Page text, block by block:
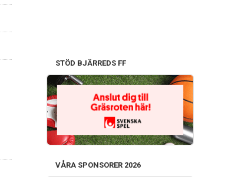
STÖD BJÄRREDS FF
VÅRA SPONSORER 2026